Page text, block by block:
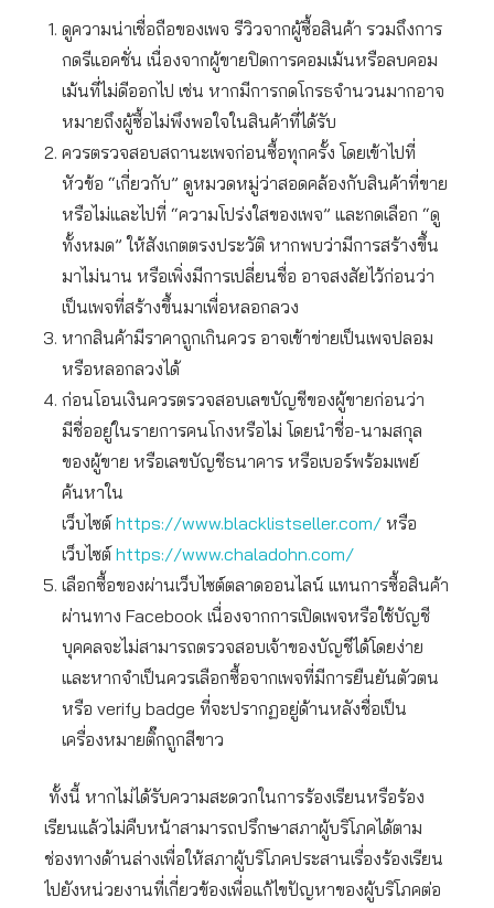
ดูความน่าเชื่อถือของเพจ รีวิวจากผู้ซื้อสินค้า รวมถึงการ
กดรีแอคชั่น เนื่องจากผู้ขายปิดการคอมเม้นหรือลบคอม
เม้นที่ไม่ดีออกไป เช่น หากมีการกดโกรธจำนวนมากอาจ
หมายถึงผู้ซื้อไม่พึงพอใจในสินค้าที่ได้รับ
ควรตรวจสอบสถานะเพจก่อนซื้อทุกครั้ง โดยเข้าไปที่
หัวข้อ “เกี่ยวกับ” ดูหมวดหมู่ว่าสอดคล้องกับสินค้าที่ขาย
หรือไม่และไปที่ “ความโปร่งใสของเพจ” และกดเลือก “ดู
ทั้งหมด” ให้สังเกตตรงประวัติ หากพบว่ามีการสร้างขึ้น
มาไม่นาน หรือเพิ่งมีการเปลี่ยนชื่อ อาจสงสัยไว้ก่อนว่า
เป็นเพจที่สร้างขึ้นมาเพื่อหลอกลวง
หากสินค้ามีราคาถูกเกินควร อาจเข้าข่ายเป็นเพจปลอม
หรือหลอกลวงได้
ก่อนโอนเงินควรตรวจสอบเลขบัญชีของผู้ขายก่อนว่า
มีชื่ออยู่ในรายการคนโกงหรือไม่ โดยนำชื่อ-นามสกุล
ของผู้ขาย หรือเลขบัญชีธนาคาร หรือเบอร์พร้อมเพย์
ค้นหาใน
เว็บไซต์ https://www.blacklistseller.com/ หรือ
เว็บไซต์ https://www.chaladohn.com/
เลือกซื้อของผ่านเว็บไซต์ตลาดออนไลน์ แทนการซื้อสินค้า
ผ่านทาง Facebook เนื่องจากการเปิดเพจหรือใช้บัญชี
บุคคลจะไม่สามารถตรวจสอบเจ้าของบัญชีได้โดยง่าย
และหากจำเป็นควรเลือกซื้อจากเพจที่มีการยืนยันตัวตน
หรือ verify badge ที่จะปรากฏอยู่ด้านหลังชื่อเป็น
เครื่องหมายติ๊กถูกสีขาว
ทั้งนี้ หากไม่ได้รับความสะดวกในการร้องเรียนหรือร้อง
เรียนแล้วไม่คืบหน้าสามารถปรึกษาสภาผู้บริโภคได้ตาม
ช่องทางด้านล่างเพื่อให้สภาผู้บริโภคประสานเรื่องร้องเรียน
ไปยังหน่วยงานที่เกี่ยวข้องเพื่อแก้ไขปัญหาของผู้บริโภคต่อ